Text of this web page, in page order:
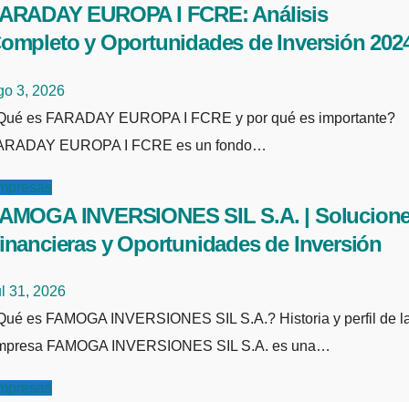
EUROPA I FCRE: Análisis
y Oportunidades de Inversión
3, 2026
importante?
EUROPA I FCRE es un fondo…
INVERSIONES SIL S.A. |
y Oportunidades de Inversión
31, 2026
y perfil de la
FAMOGA INVERSIONES SIL S.A. es una…